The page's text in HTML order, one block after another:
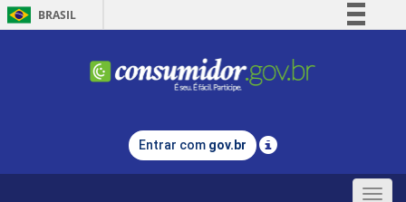
BRASIL
Comunica BR
Legislação
Entrar com gov.br
Toggle